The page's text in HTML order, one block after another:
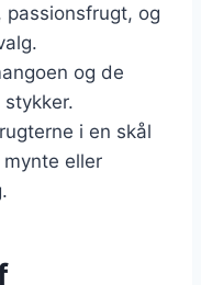
passionsfrugt, og
og de
i en skål
eller